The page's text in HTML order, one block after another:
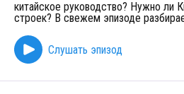
китайское руководство? Нужно ли
строек? В свежем эпизоде
Слушать эпизод